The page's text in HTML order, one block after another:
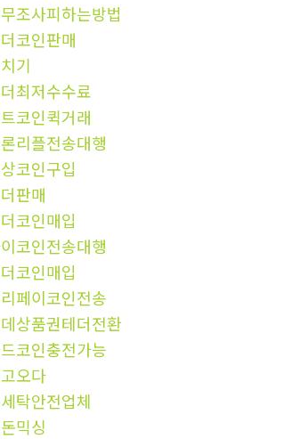
조사피하는방법
코인판매
기
최저수수료
코인퀵거래
리플전송대행
코인구입
판매
코인매입
코인전송대행
코인매입
페이코인전송
상품권테더전환
코인충전가능
오다
탁안전업체
믹싱